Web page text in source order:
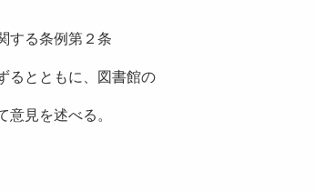
る条例第２条
るとともに、図書館の
を述べる。